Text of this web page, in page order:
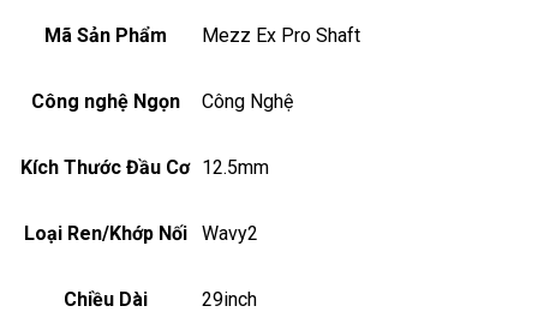
Mã Sản Phẩm Mezz Ex Pro Shaft
Công nghệ Ngọn Công Nghệ
Kích Thước Đầu Cơ 12.5mm
Loại Ren/Khớp Nối Wavy2
Chiều Dài 29inch